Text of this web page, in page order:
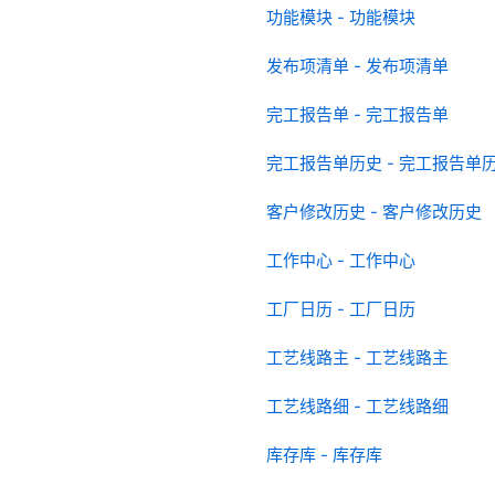
功能模块 - 功能模块
发布项清单 - 发布项清单
完工报告单 - 完工报告单
完工报告单历史 - 完工报告单
客户修改历史 - 客户修改历史
工作中心 - 工作中心
工厂日历 - 工厂日历
工艺线路主 - 工艺线路主
工艺线路细 - 工艺线路细
库存库 - 库存库